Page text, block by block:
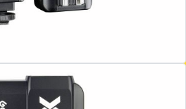
Elinchrom EL-Skyport Universal Plus set